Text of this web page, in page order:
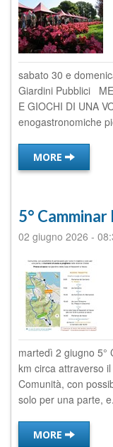
sabato 30 e
Giardini Pubblici
E GIOCHI DI UNA
enogastronomiche
MORE
5°
02 giugno 2026 -
martedì 2 giugno 5°
km circa attraverso
Comunità, con
solo per una parte,
MORE